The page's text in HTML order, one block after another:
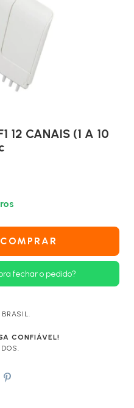
12 CANAIS (1 A 10
fechar o pedido?
CONFIÁVEL!